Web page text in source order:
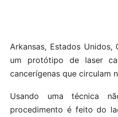
Arkansas, Estados Unidos,
um protótipo de laser
cancerígenas que circulam
Usando uma técnica
procedimento é feito do